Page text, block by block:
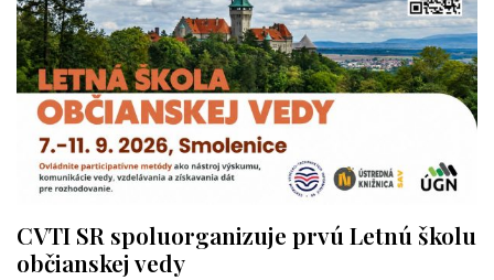
CVTI SR spoluorganizuje prvú Letnú školu
občianskej vedy